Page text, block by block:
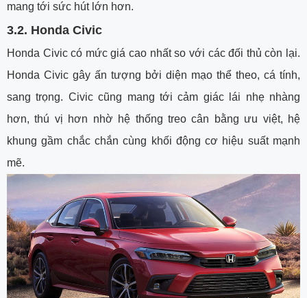
mang tới sức hút lớn hơn.
3.2. Honda Civic
Honda Civic có mức giá cao nhất so với các đối thủ còn lại.
Honda Civic gây ấn tượng bởi diện mạo thể theo, cá tính,
sang trọng. Civic cũng mang tới cảm giác lái nhẹ nhàng
hơn, thú vị hơn nhờ hệ thống treo cân bằng ưu việt, hệ
khung gầm chắc chắn cùng khối động cơ hiệu suất mạnh
mẽ.